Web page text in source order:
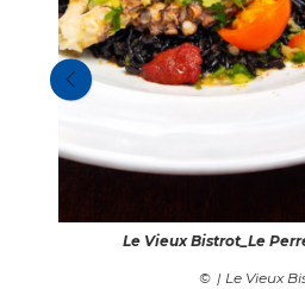
Le Vieux Bistrot_Le
| Le Vieux